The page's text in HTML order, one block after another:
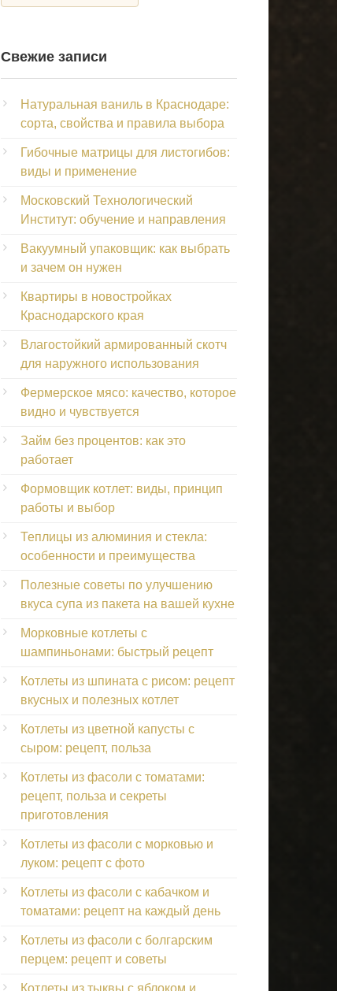
Свежие записи
Натуральная ваниль в Краснодаре:
сорта, свойства и правила выбора
Гибочные матрицы для листогибов:
виды и применение
Московский Технологический
Институт: обучение и направления
Вакуумный упаковщик: как выбрать
и зачем он нужен
Квартиры в новостройках
Краснодарского края
Влагостойкий армированный скотч
для наружного использования
Фермерское мясо: качество, которое
видно и чувствуется
Займ без процентов: как это
работает
Формовщик котлет: виды, принцип
работы и выбор
Теплицы из алюминия и стекла:
особенности и преимущества
Полезные советы по улучшению
вкуса супа из пакета на вашей кухне
Морковные котлеты с
шампиньонами: быстрый рецепт
Котлеты из шпината с рисом: рецепт
вкусных и полезных котлет
Котлеты из цветной капусты с
сыром: рецепт, польза
Котлеты из фасоли с томатами:
рецепт, польза и секреты
приготовления
Котлеты из фасоли с морковью и
луком: рецепт с фото
Котлеты из фасоли с кабачком и
томатами: рецепт на каждый день
Котлеты из фасоли с болгарским
перцем: рецепт и советы
Котлеты из тыквы с яблоком и